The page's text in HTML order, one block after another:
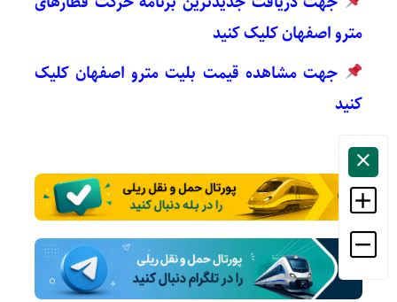
مترو اصفهان کلیک کنید
جهت مشاهده قیمت بلیت مترو اصفهان کلیک
کنید